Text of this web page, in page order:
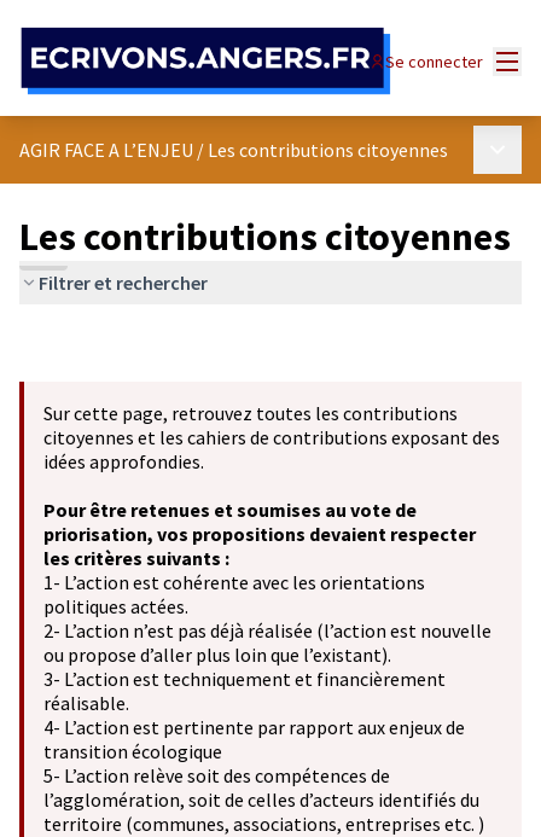
Se connecter
AGIR FACE A L’ENJEU / Les contributions citoyennes
Les contributions citoyennes
Filtrer et rechercher
Sur cette page, retrouvez toutes les contributions
citoyennes et les cahiers de contributions exposant des
idées approfondies.
Pour être retenues et soumises au vote de
priorisation, vos propositions devaient respecter
les critères suivants :
1- L’action est cohérente avec les orientations
politiques actées.
2- L’action n’est pas déjà réalisée (l’action est nouvelle
ou propose d’aller plus loin que l’existant).
3- L’action est techniquement et financièrement
réalisable.
4- L’action est pertinente par rapport aux enjeux de
transition écologique
5- L’action relève soit des compétences de
l’agglomération, soit de celles d’acteurs identifiés du
territoire (communes, associations, entreprises etc. )